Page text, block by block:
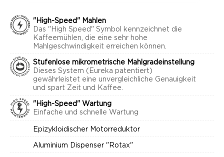
"High-Speed" Mahlen
Das "High Speed" Symbol kennzeichnet die
Kaffeemühlen, die eine sehr hohe
Mahlgeschwindigkeit erreichen können.
Stufenlose mikrometrische Mahlgradeinstellung
Dieses System (Eureka patentiert)
gewährleistet eine unvergleichliche Genauigkeit
und spart Zeit und Kaffee.
"High-Speed" Wartung
Einfache und schnelle Wartung
Epizykloidischer Motorreduktor
Aluminium Dispenser "Rotax"